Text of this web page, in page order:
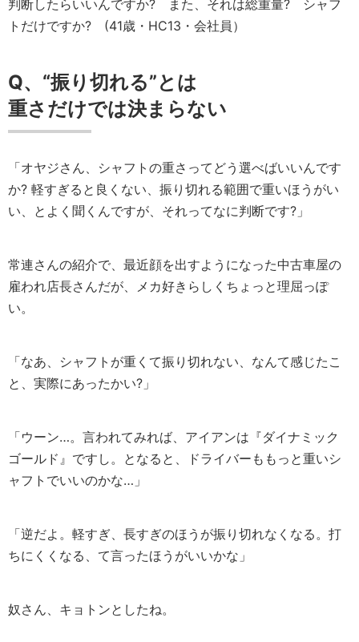
判断したらいいんですか? また、それは総重量? シャフ
トだけですか? (41歳・HC13・会社員）
Q、“振り切れる”とは
重さだけでは決まらない
「オヤジさん、シャフトの重さってどう選べばいいんです
か? 軽すぎると良くない、振り切れる範囲で重いほうがい
い、とよく聞くんですが、それってなに判断です?」
常連さんの紹介で、最近顔を出すようになった中古車屋の
雇われ店長さんだが、メカ好きらしくちょっと理屈っぽ
い。
「なあ、シャフトが重くて振り切れない、なんて感じたこ
と、実際にあったかい?」
「ウーン…。言われてみれば、アイアンは『ダイナミック
ゴールド』ですし。となると、ドライバーももっと重いシ
ャフトでいいのかな…」
「逆だよ。軽すぎ、長すぎのほうが振り切れなくなる。打
ちにくくなる、て言ったほうがいいかな」
奴さん、キョトンとしたね。